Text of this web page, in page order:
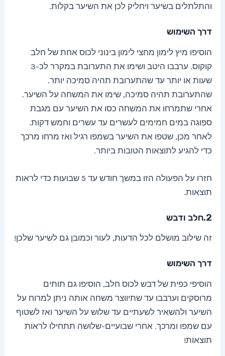
והתלתלים בשיער ויחליק לכן את השיער בקלות.
דרך השימוש
הוסיפו מיץ לימון מחצי לימון בינוני לכוס אחת של חלב
קוקוס. ערבבו היטב ושימו את התערובת במקרר לכ-3
שעות או יותר עד שהתערובת תהיה סמיכה יותר.
שהתערובת תהיה סמיכה, שימו את המשחה על השיער.
אחרי שתמרחו את המשחה כסו את השיער עם מגבת
ספוגה במים חמימים לעשרים עד עשרים וחמש דקות.
לאחר מכן, שטפו את השיער בשמפו רגיל ואז מרחו מרכך
כדי להגיע לתוצאות הטובות ביותר.
חזרו על הפעולה הזו במשך חודש עד 5 שבועות כדי לראות
תוצאות.
2.חלב ודבש
זה שילוב מושלם לכל הדעות, לעור וכמובן גם לשיער שלכן!
דרך השימוש
הוסיפי כפית של דבש לכוס חלב, הוסיפו גם תותים
מרוסקים וערבבו עד שתיווצר משחה אותה ניתן למרוח על
השיער ולהשאיר לשעתיים עד שלוש על השיער ואז לשטוף
עם שמפו ומרכך. אחרי שבועיים-שלושה תתחילו לראות
תוצאות!